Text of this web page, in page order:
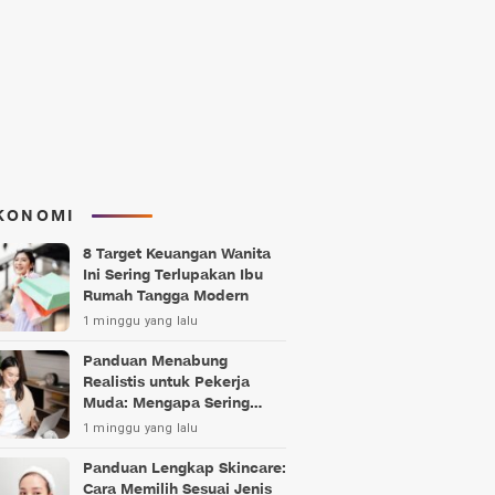
8 Target Keuangan Wanita
Ini Sering Terlupakan Ibu
Rumah Tangga Modern
1 minggu yang lalu
Panduan Menabung
Realistis untuk Pekerja
Muda: Mengapa Sering
Gagal?
1 minggu yang lalu
Panduan Lengkap Skincare:
Cara Memilih Sesuai Jenis